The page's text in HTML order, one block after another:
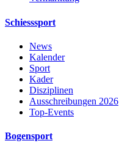
Schiesssport
News
Kalender
Sport
Kader
Disziplinen
Ausschreibungen 2026
Top-Events
Bogensport